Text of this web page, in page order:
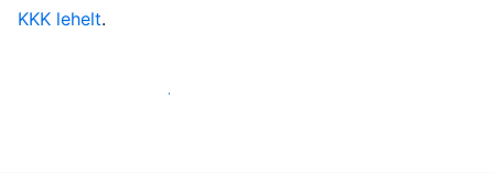
KKK lehelt.
Alusta külastajate vastuvõtmist